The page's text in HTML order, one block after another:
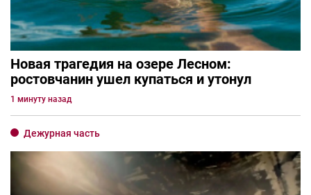
Новая трагедия на озере Лесном:
ростовчанин ушел купаться и утонул
1 минуту назад
Дежурная часть